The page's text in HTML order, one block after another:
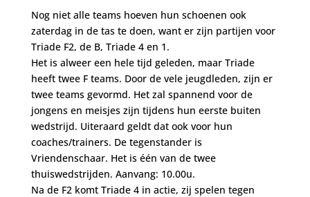
Nog niet alle teams hoeven hun schoenen ook
zaterdag in de tas te doen, want er zijn partijen voor
Triade F2, de B, Triade 4 en 1.
Het is alweer een hele tijd geleden, maar Triade
heeft twee F teams. Door de vele jeugdleden, zijn er
twee teams gevormd. Het zal spannend voor de
jongens en meisjes zijn tijdens hun eerste buiten
wedstrijd. Uiteraard geldt dat ook voor hun
coaches/trainers. De tegenstander is
Vriendenschaar. Het is één van de twee
thuiswedstrijden. Aanvang: 10.00u.
Na de F2 komt Triade 4 in actie, zij spelen tegen